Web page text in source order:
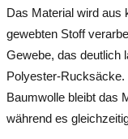
Das Material wird aus
gewebten Stoff
Gewebe, das deutlich
Polyester-Rucksäcke.
Baumwolle bleibt das
während es